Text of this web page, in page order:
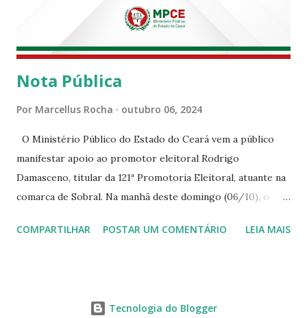
Nota Pública
Por Marcellus Rocha outubro 06, 2024
O Ministério Público do Estado do Ceará vem a público
manifestar apoio ao promotor eleitoral Rodrigo
Damasceno, titular da 121ª Promotoria Eleitoral, atuante na
comarca de Sobral. Na manhã deste domingo (06/10), o
integrava um grupo de apoiadores de um candidato a
conduta. Além disso, o referido deputado desrespeitou um
COMPARTILHAR POSTAR UM COMENTÁRIO LEIA MAIS
Tecnologia do Blogger